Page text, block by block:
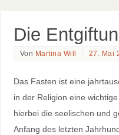
Die
Von Martina Will 27. Mai
Das Fasten ist eine
in der Religion eine
hierbei die seelischen und
Anfang des letzten